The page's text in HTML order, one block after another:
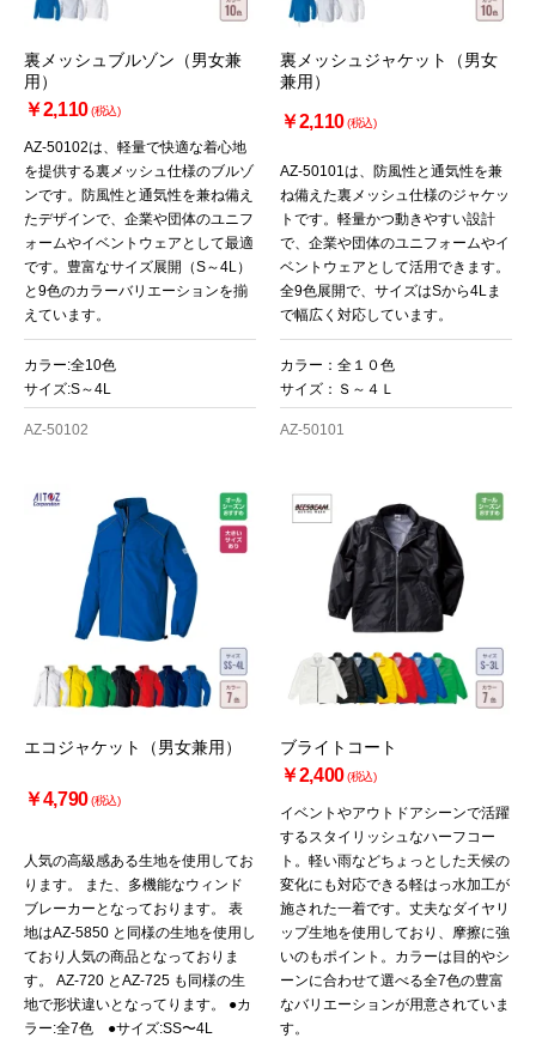
裏メッシュブルゾン（男女兼
用）
￥2,110(税込)
AZ-50102は、軽量で快適な着心地
を提供する裏メッシュ仕様のブルゾ
ンです。防風性と通気性を兼ね備え
たデザインで、企業や団体のユニフ
ォームやイベントウェアとして最適
です。豊富なサイズ展開（S～4L）
と9色のカラーバリエーションを揃
えています。
カラー:全10色
サイズ:S～4L
AZ-50102
裏メッシュジャケット（男女
兼用）
￥2,110(税込)
AZ-50101は、防風性と通気性を兼
ね備えた裏メッシュ仕様のジャケッ
トです。軽量かつ動きやすい設計
で、企業や団体のユニフォームやイ
ベントウェアとして活用できます。
全9色展開で、サイズはSから4Lま
で幅広く対応しています。
カラー：全１０色
サイズ：Ｓ～４Ｌ
AZ-50101
エコジャケット（男女兼用）
￥4,790(税込)
人気の高級感ある生地を使用してお
ります。 また、多機能なウィンド
ブレーカーとなっております。 表
地はAZ-5850 と同様の生地を使用し
ており人気の商品となっておりま
す。 AZ-720 とAZ-725 も同様の生
地で形状違いとなってります。 ●カ
ラー:全7色 ●サイズ:SS〜4L
ブライトコート
￥2,400(税込)
イベントやアウトドアシーンで活躍
するスタイリッシュなハーフコー
ト。軽い雨などちょっとした天候の
変化にも対応できる軽はっ水加工が
施された一着です。丈夫なダイヤリ
ップ生地を使用しており、摩擦に強
いのもポイント。カラーは目的やシ
ーンに合わせて選べる全7色の豊富
なバリエーションが用意されていま
す。